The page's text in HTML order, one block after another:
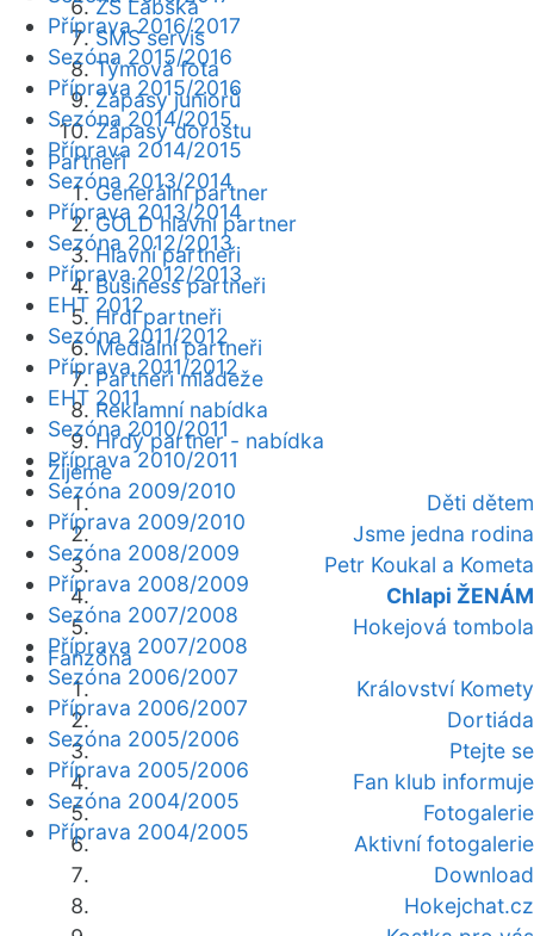
ZŠ Labská
SMS servis
Týmová fota
Zápasy juniorů
Zápasy dorostu
Partneři
Generální partner
GOLD hlavní partner
Hlavní partneři
Business partneři
Hrdí partneři
Mediální partneři
Partneři mládeže
Reklamní nabídka
Hrdý partner - nabídka
Žijeme
Děti dětem
Jsme jedna rodina
Petr Koukal a Kometa
Chlapi ŽENÁM
Hokejová tombola
Fanzóna
Království Komety
Dortiáda
Ptejte se
Fan klub informuje
Fotogalerie
Aktivní fotogalerie
Download
Hokejchat.cz
Příprava 2016/2017
Sezóna 2015/2016
Příprava 2015/2016
Sezóna 2014/2015
Příprava 2014/2015
Sezóna 2013/2014
Příprava 2013/2014
Sezóna 2012/2013
Příprava 2012/2013
EHT 2012
Sezóna 2011/2012
Příprava 2011/2012
EHT 2011
Sezóna 2010/2011
Příprava 2010/2011
Sezóna 2009/2010
Příprava 2009/2010
Sezóna 2008/2009
Příprava 2008/2009
Sezóna 2007/2008
Příprava 2007/2008
Sezóna 2006/2007
Příprava 2006/2007
Sezóna 2005/2006
Příprava 2005/2006
Sezóna 2004/2005
Příprava 2004/2005